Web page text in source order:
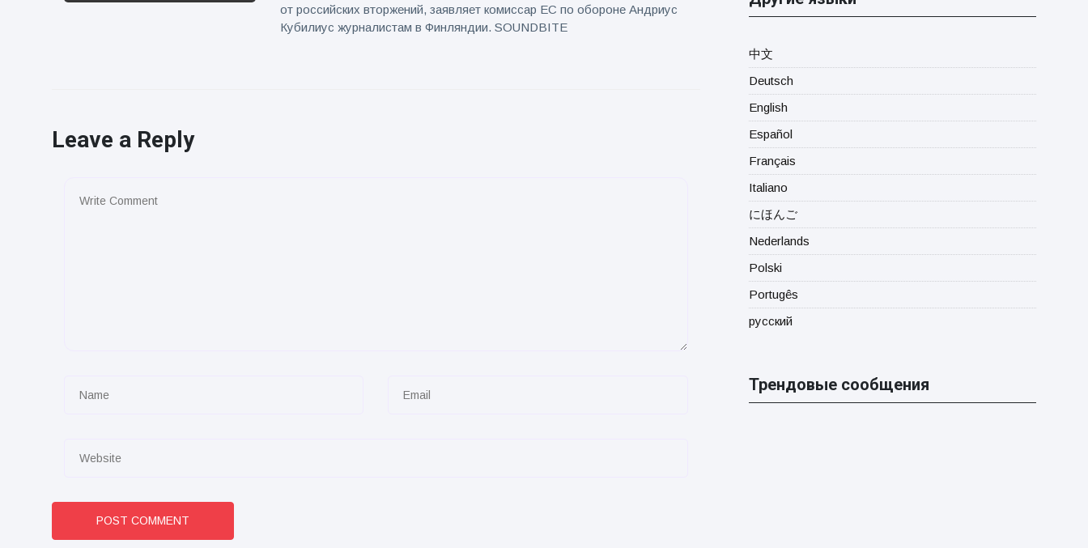
от российских вторжений, заявляет комиссар ЕС по обороне Андриус
Кубилиус журналистам в Финляндии. SOUNDBITE
Leave a Reply
POST COMMENT
中文
Deutsch
English
Español
Français
Italiano
にほんご
Nederlands
Polski
Portugês
русский
Трендовые сообщения